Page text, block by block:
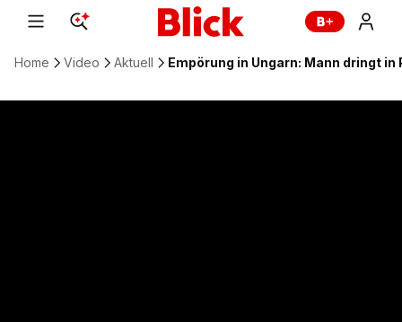
Home Video Aktuell Empörung in Ungarn: Mann dringt